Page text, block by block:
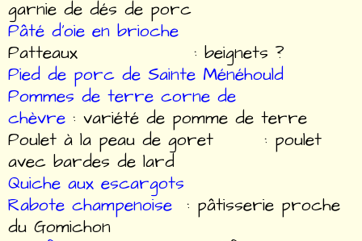
garnie de dés de porc
Pâté d'oie en brioche
Patteaux : beignets ?
Pied de porc de Sainte Ménéhould
Pommes de terre corne de
chèvre : variété de pomme de terre
Poulet à la peau de goret : poulet
avec bardes de lard
Quiche aux escargots
Rabote champenoise : pâtisserie proche
du Gomichon